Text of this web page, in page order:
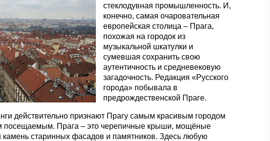
стеклодувная промышленность. И,
конечно, самая очаровательная
европейская столица – Прага,
похожая на городок из
музыкальной шкатулки и
сумевшая сохранить свою
аутентичность и средневековую
загадочность. Редакция «Русского
города» побывала в
предрождественской Праге.
действительно признают Прагу самым красивым городом
посещаемым. Прага – это черепичные крыши, мощёные
камень старинных фасадов и памятников. Здесь любую